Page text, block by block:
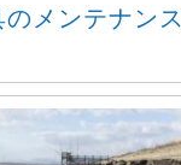
メンテナンス